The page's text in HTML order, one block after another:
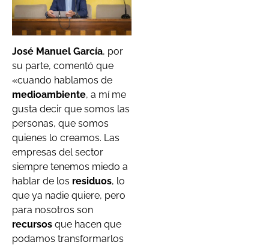
José Manuel García, por
su parte, comentó que
«cuando hablamos de
medioambiente, a mí me
gusta decir que somos las
personas, que somos
quienes lo creamos. Las
empresas del sector
siempre tenemos miedo a
hablar de los residuos, lo
que ya nadie quiere, pero
para nosotros son
recursos que hacen que
podamos transformarlos